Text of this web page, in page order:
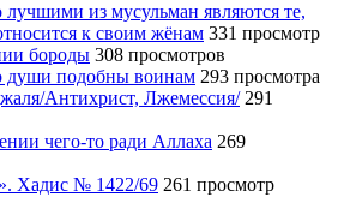
лучшими из мусульман являются те,
к своим жёнам 331 просмотр
бороды 308 просмотров
души подобны воинам 293 просмотра
Антихрист, Лжемессия/ 291
чего-то ради Аллаха 269
Хадис № 1422/69 261 просмотр